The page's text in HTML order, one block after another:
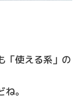
「使える系」の
。